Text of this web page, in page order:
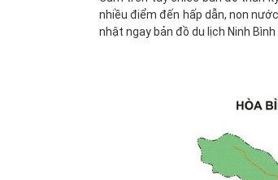
nhiều điểm đến hấp dẫn, non
nhật ngay bản đồ du lịch Ninh